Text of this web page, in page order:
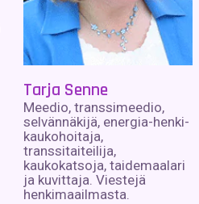
Tarja Senne
Meedio, transsimeedio,
selvännäkijä, energia-henki-
kaukohoitaja,
transsitaiteilija,
kaukokatsoja, taidemaalari
ja kuvittaja. Viestejä
henkimaailmasta.